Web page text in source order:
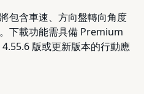
包含車速、方向盤轉向角度
下載功能需具備 Premium
版或更新版本的行動應